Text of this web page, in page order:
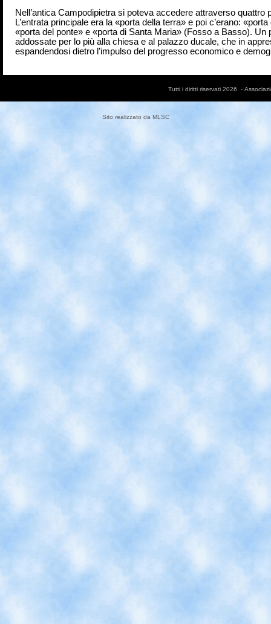
Nell’antica Campodipietra si poteva accedere attraverso quattro
L’entrata principale era la «porta della terra» e poi c’erano:
«porta del ponte» e «porta di Santa Maria» (Fosso a Basso). Un
addossate per lo più alla chiesa e al palazzo ducale, che in
espandendosi dietro l’impulso del progresso economico e
Tutti i diritti riservati 2026 -
Sito realizzato da MLSC